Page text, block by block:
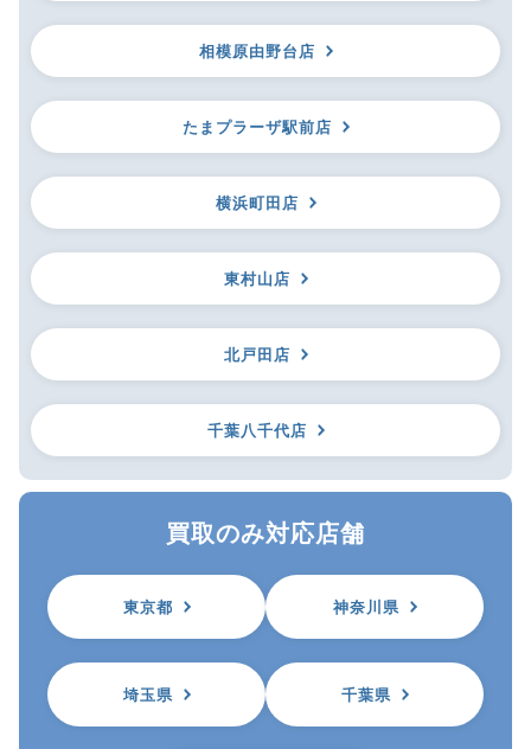
相模原由野台店
たまプラーザ駅前店
横浜町田店
東村山店
北戸田店
千葉八千代店
買取のみ対応店舗
東京都 神奈川県
埼玉県 千葉県